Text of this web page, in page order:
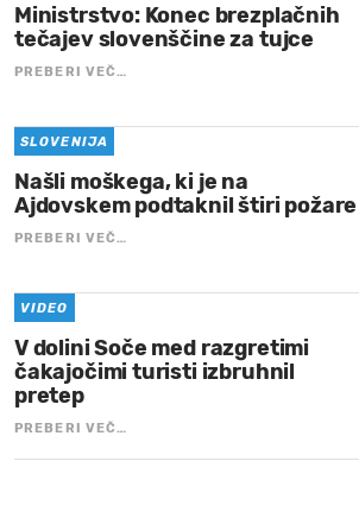
Ministrstvo: Konec brezplačnih
tečajev slovenščine za tujce
PREBERI VEČ…
SLOVENIJA
Našli moškega, ki je na
Ajdovskem podtaknil štiri požare
PREBERI VEČ…
VIDEO
V dolini Soče med razgretimi
čakajočimi turisti izbruhnil
pretep
PREBERI VEČ…